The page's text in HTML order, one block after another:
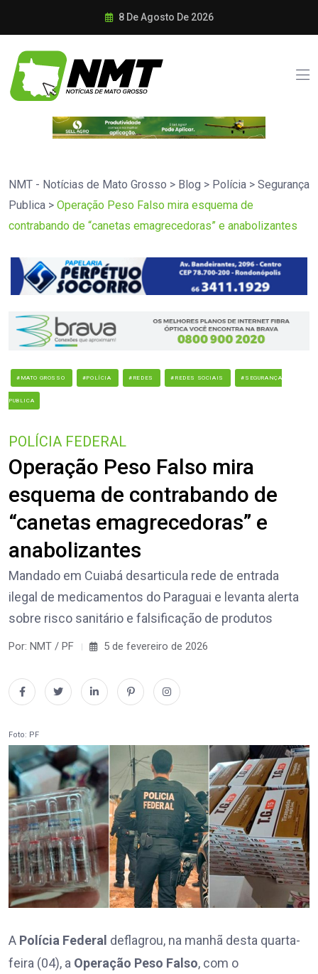
8 De Agosto De 2026
NMT - Notícias de Mato Grosso > Blog > Polícia > Segurança
Publica > Operação Peso Falso mira esquema de
contrabando de “canetas emagrecedoras” e anabolizantes
#MATO GROSSO #POLÍCIA #REDES #REDES SOCIAIS #SEGURANÇA
PUBLICA
POLÍCIA FEDERAL
Operação Peso Falso mira
esquema de contrabando de
“canetas emagrecedoras” e
anabolizantes
Mandado em Cuiabá desarticula rede de entrada
ilegal de medicamentos do Paraguai e levanta alerta
sobre risco sanitário e falsificação de produtos
Por: NMT / PF 5 de fevereiro de 2026
Foto: PF
A Polícia Federal deflagrou, na manhã desta quarta-
feira (04), a Operação Peso Falso, com o